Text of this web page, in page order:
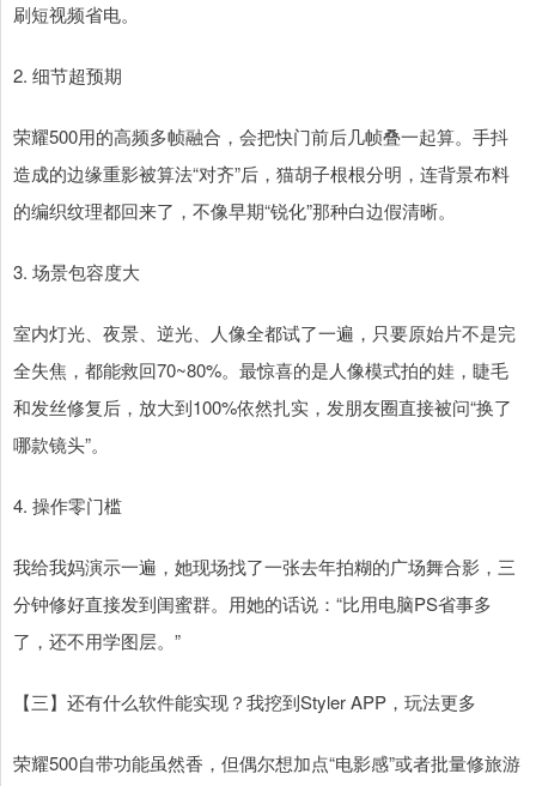
刷短视频省电。
2. 细节超预期
荣耀500用的高频多帧融合，会把快门前后几帧叠一起算。手抖
造成的边缘重影被算法“对齐”后，猫胡子根根分明，连背景布料
的编织纹理都回来了，不像早期“锐化”那种白边假清晰。
3. 场景包容度大
室内灯光、夜景、逆光、人像全都试了一遍，只要原始片不是完
全失焦，都能救回70~80%。最惊喜的是人像模式拍的娃，睫毛
和发丝修复后，放大到100%依然扎实，发朋友圈直接被问“换了
哪款镜头”。
4. 操作零门槛
我给我妈演示一遍，她现场找了一张去年拍糊的广场舞合影，三
分钟修好直接发到闺蜜群。用她的话说：“比用电脑PS省事多
了，还不用学图层。”
【三】还有什么软件能实现？我挖到Styler APP，玩法更多
荣耀500自带功能虽然香，但偶尔想加点“电影感”或者批量修旅游